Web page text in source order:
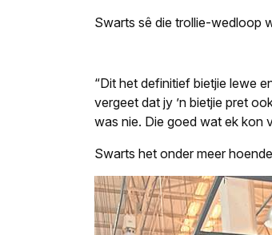
Swarts sê die trollie-wedloop
“Dit het definitief bietjie lewe
vergeet dat jy ’n bietjie pret
was nie. Die goed wat ek kon
Swarts het onder meer